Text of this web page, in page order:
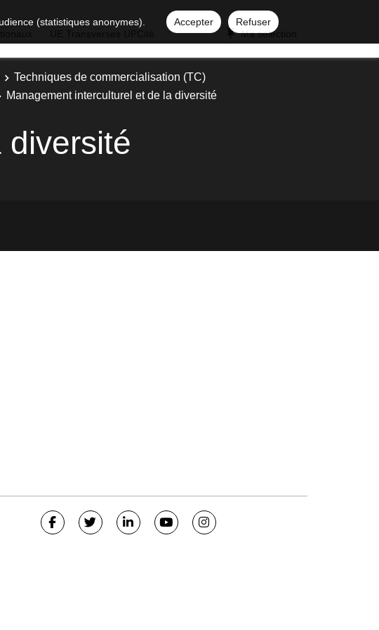
(statistiques anonymes). Accepter
Refuser
Ma sélection
Techniques de commercialisation (TC)
Management interculturel et de la diversité